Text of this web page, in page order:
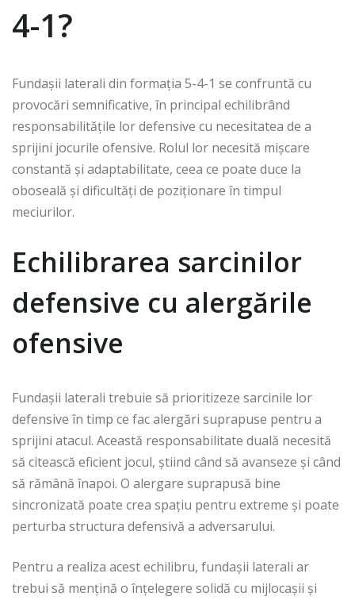
4-1?
Fundașii laterali din formația 5-4-1 se confruntă cu
provocări semnificative, în principal echilibrând
responsabilitățile lor defensive cu necesitatea de a
sprijini jocurile ofensive. Rolul lor necesită mișcare
constantă și adaptabilitate, ceea ce poate duce la
oboseală și dificultăți de poziționare în timpul
meciurilor.
Echilibrarea sarcinilor
defensive cu alergările
ofensive
Fundașii laterali trebuie să prioritizeze sarcinile lor
defensive în timp ce fac alergări suprapuse pentru a
sprijini atacul. Această responsabilitate duală necesită
să citească eficient jocul, știind când să avanseze și când
să rămână înapoi. O alergare suprapusă bine
sincronizată poate crea spațiu pentru extreme și poate
perturba structura defensivă a adversarului.
Pentru a realiza acest echilibru, fundașii laterali ar
trebui să mențină o înțelegere solidă cu mijlocașii și